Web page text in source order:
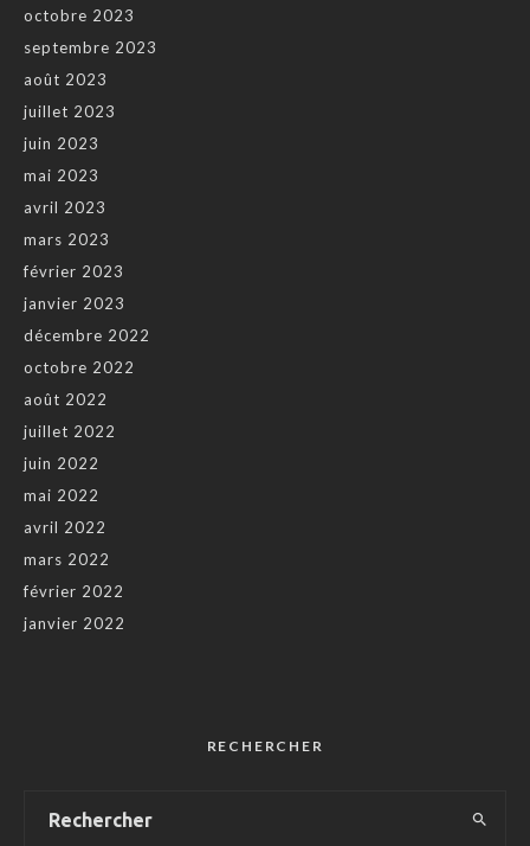
octobre 2023
septembre 2023
août 2023
juillet 2023
juin 2023
mai 2023
avril 2023
mars 2023
février 2023
janvier 2023
décembre 2022
octobre 2022
août 2022
juillet 2022
juin 2022
mai 2022
avril 2022
mars 2022
février 2022
janvier 2022
RECHERCHER